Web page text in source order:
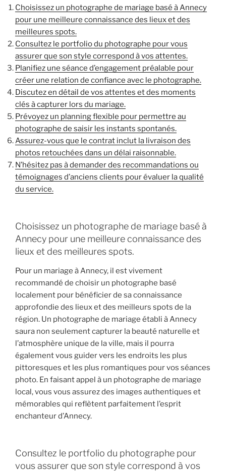
Choisissez un photographe de mariage basé à Annecy
pour une meilleure connaissance des lieux et des
meilleures spots.
Consultez le portfolio du photographe pour vous
assurer que son style correspond à vos attentes.
Planifiez une séance d’engagement préalable pour
créer une relation de confiance avec le photographe.
Discutez en détail de vos attentes et des moments
clés à capturer lors du mariage.
Prévoyez un planning flexible pour permettre au
photographe de saisir les instants spontanés.
Assurez-vous que le contrat inclut la livraison des
photos retouchées dans un délai raisonnable.
N’hésitez pas à demander des recommandations ou
témoignages d’anciens clients pour évaluer la qualité
du service.
Choisissez un photographe de mariage basé à
Annecy pour une meilleure connaissance des
lieux et des meilleures spots.
Pour un mariage à Annecy, il est vivement
recommandé de choisir un photographe basé
localement pour bénéficier de sa connaissance
approfondie des lieux et des meilleurs spots de la
région. Un photographe de mariage établi à Annecy
saura non seulement capturer la beauté naturelle et
l’atmosphère unique de la ville, mais il pourra
également vous guider vers les endroits les plus
pittoresques et les plus romantiques pour vos séances
photo. En faisant appel à un photographe de mariage
local, vous vous assurez des images authentiques et
mémorables qui reflètent parfaitement l’esprit
enchanteur d’Annecy.
Consultez le portfolio du photographe pour
vous assurer que son style correspond à vos